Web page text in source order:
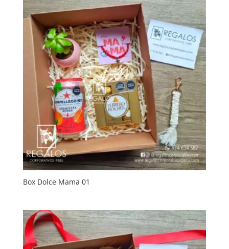
Box Dolce Mama 01